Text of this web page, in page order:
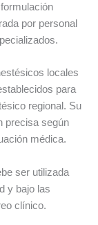
por personal
locales
para
regional. Su
precisa según
médica.
ser utilizada
y bajo las
clínico.